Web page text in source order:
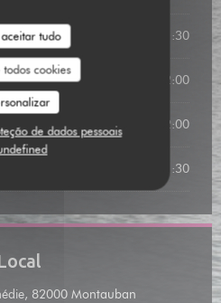
tudo
todos cookies
de dados pessoais
19:00 - 21:30
12:00 - 13:00 19:00 - 22:00
12:00 - 13:15 19:00 - 22:00
19:00 - 21:30
82000 Montauban ((abre numa